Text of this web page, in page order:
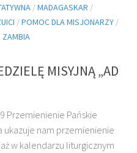
/MADAGASKAR /
/POMOC DLA MISJONARZY /
ZAMBIA
MISYJNĄ „AD
Przemienienie Pańskie
ukazuje nam przemienienie
w kalendarzu liturgicznym